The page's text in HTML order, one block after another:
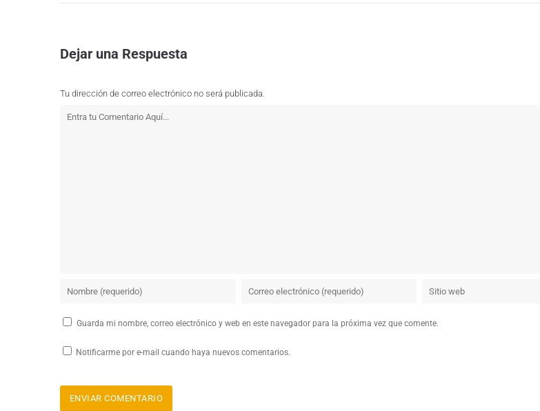
Dejar una Respuesta
Tu dirección de correo electrónico no será publicada.
Guarda mi nombre, correo electrónico y web en este navegador para la próxima vez que comente.
Notificarme por e-mail cuando haya nuevos comentarios.